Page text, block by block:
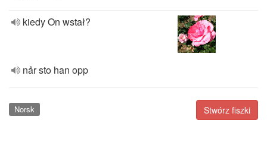
kiedy On wstał?
når sto han opp
Stwórz fiszki
Norsk